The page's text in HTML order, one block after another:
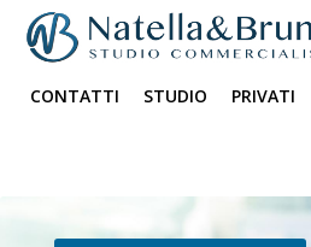
CONTATTI STUDIO PRIVATI